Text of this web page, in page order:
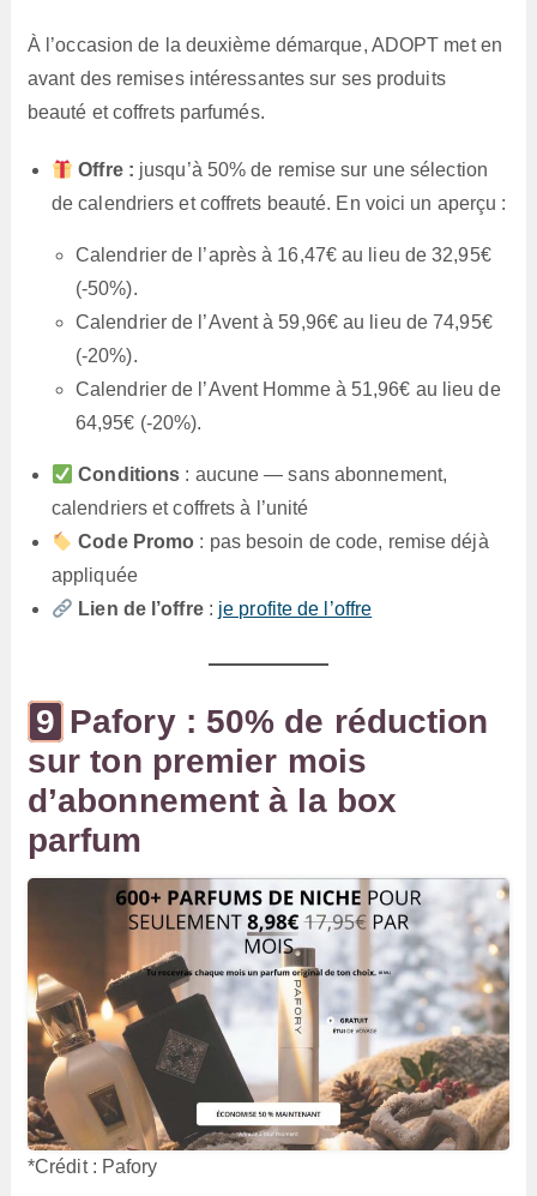
À l’occasion de la deuxième démarque, ADOPT met en
avant des remises intéressantes sur ses produits
beauté et coffrets parfumés.
Offre : jusqu’à 50% de remise sur une sélection
de calendriers et coffrets beauté. En voici un aperçu :
Calendrier de l’après à 16,47€ au lieu de 32,95€
(-50%).
Calendrier de l’Avent à 59,96€ au lieu de 74,95€
(-20%).
Calendrier de l’Avent Homme à 51,96€ au lieu de
64,95€ (-20%).
Conditions : aucune — sans abonnement,
calendriers et coffrets à l’unité
Code Promo : pas besoin de code, remise déjà
appliquée
Lien de l’offre: je profite de l’offre
Pafory : 50% de réduction
sur ton premier mois
d’abonnement à la box
parfum
*Crédit : Pafory